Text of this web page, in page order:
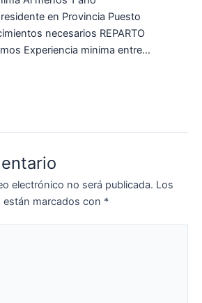
en Provincia Puesto
necesarios REPARTO
Experiencia minima entre…
electrónico no será publicada. Los
marcados con *